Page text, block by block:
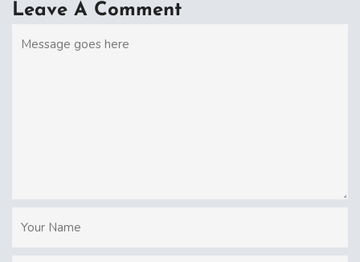
Leave A Comment